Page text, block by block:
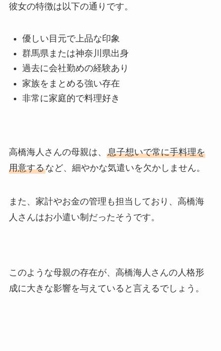
彼女の特徴は以下の通りです。
優しい目元で上品な印象
群馬県または神奈川県出身
過去に会社勤めの経験あり
家族をまとめる強い存在
非常に家庭的で料理好き
高橋海人さんの母親は、 息子想いで常に手料理を
用意するなど、細やかな気遣いを欠かしません。
また、家計やお金の管理も担当しており、高橋海
人さんはお小遣い制だったそうです。
このような母親の存在が、高橋海人さんの人格形
成に大きな影響を与えていると言えるでしょう。